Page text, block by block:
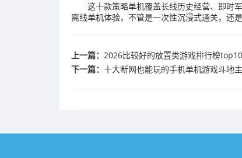
这十款策略单机覆盖长线历史经营、即时
离线单机体验，不管是一次性沉浸式通关，还
上一篇： 2026比较好的放置类游戏排行榜top10
下一篇： 十大断网也能玩的手机单机游戏斗地主